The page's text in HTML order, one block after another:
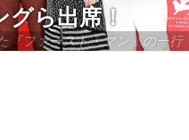
『ファースト・マン』の一行
ら出席！